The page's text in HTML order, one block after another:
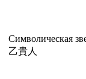
Символическая
乙貴人